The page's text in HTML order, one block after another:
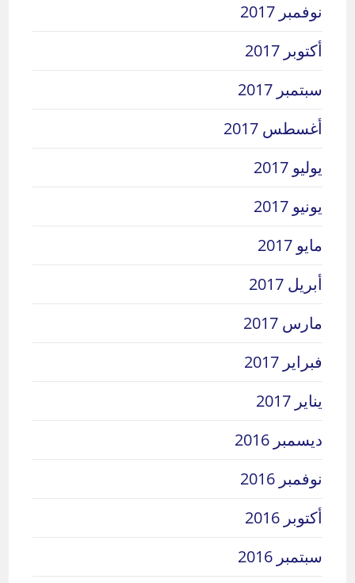
نوفمبر 2017
أكتوبر 2017
سبتمبر 2017
أغسطس 2017
يوليو 2017
يونيو 2017
مايو 2017
أبريل 2017
مارس 2017
فبراير 2017
يناير 2017
ديسمبر 2016
نوفمبر 2016
أكتوبر 2016
سبتمبر 2016